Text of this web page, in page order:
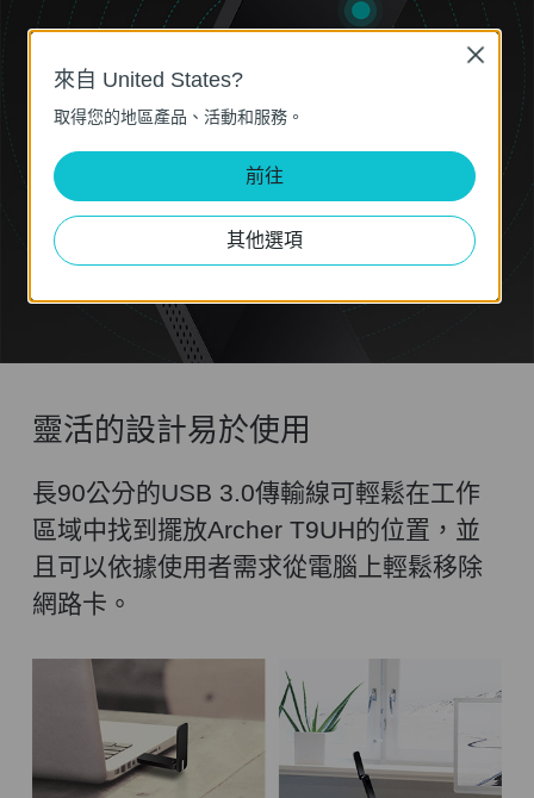
靈活的設計易於使用
長90公分的USB 3.0傳輸線可輕鬆在工作
區域中找到擺放Archer T9UH的位置，並
且可以依據使用者需求從電腦上輕鬆移除
網路卡。
來自 United States?
取得您的地區產品、活動和服務。
前往
其他選項
Close